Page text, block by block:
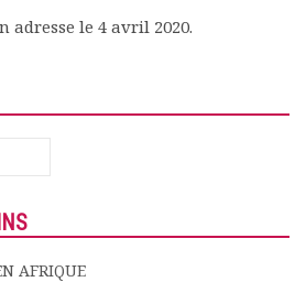
adresse le 4 avril 2020.
AFRIQUE